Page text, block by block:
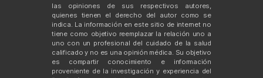
las opiniones de sus respectivos autores,
quienes tienen el derecho del autor como se
indica. La información en este sitio de internet no
tiene como objetivo reemplazar la relación uno a
uno con un profesional del cuidado de la salud
calificado y no es una opinión médica. Su objetivo
es compartir conocimiento e información
proveniente de la investigación y experiencia del